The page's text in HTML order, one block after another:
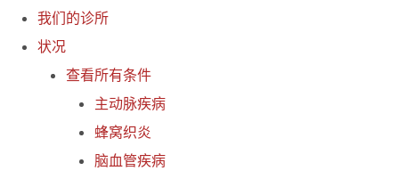
我们的诊所
状况
查看所有条件
主动脉疾病
蜂窝织炎
脑血管疾病